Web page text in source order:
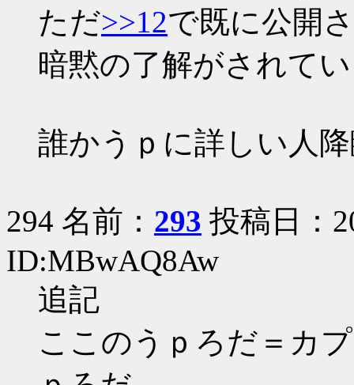
ただ>>12で既に公開
暗黙の了解がされて
誰かうｐに詳しい人降
294 名前： 293 投稿日：
ID:MBwAQ8Aw
追記
ここのうｐろだ＝カ